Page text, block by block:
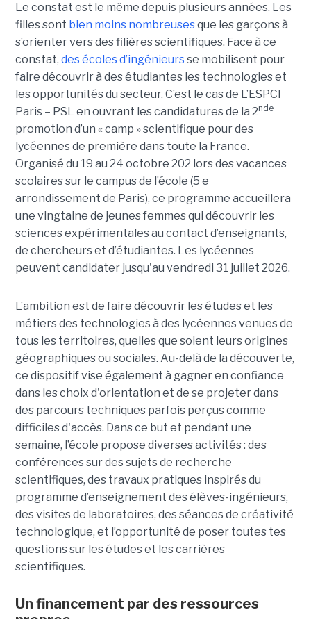
Le constat est le même depuis plusieurs années. Les
filles sont bien moins nombreusesque les garçons à
s’orienter vers des filières scientifiques. Face à ce
constat, des écoles d’ingénieursse mobilisent pour
faire découvrir à des étudiantes les technologies et
les opportunités du secteur. C’est le cas de L’ESPCI
Paris – PSL en ouvrant les candidatures de la 2nde
promotion d’un « camp » scientifique pour des
lycéennes de première dans toute la France.
Organisé du 19 au 24 octobre 202 lors des vacances
scolaires sur le campus de l’école (5 e
arrondissement de Paris), ce programme accueillera
une vingtaine de jeunes femmes qui découvrir les
sciences expérimentales au contact d’enseignants,
de chercheurs et d’étudiantes. Les lycéennes
peuvent candidater jusqu'au vendredi 31 juillet 2026.
L’ambition est de faire découvrir les études et les
métiers des technologies à des lycéennes venues de
tous les territoires, quelles que soient leurs origines
géographiques ou sociales. Au-delà de la découverte,
ce dispositif vise également à gagner en confiance
dans les choix d'orientation et de se projeter dans
des parcours techniques parfois perçus comme
difficiles d'accès. Dans ce but et pendant une
semaine, l’école propose diverses activités : des
conférences sur des sujets de recherche
scientifiques, des travaux pratiques inspirés du
programme d’enseignement des élèves-ingénieurs,
des visites de laboratoires, des séances de créativité
technologique, et l’opportunité de poser toutes tes
questions sur les études et les carrières
scientifiques.
Un financement par des ressources